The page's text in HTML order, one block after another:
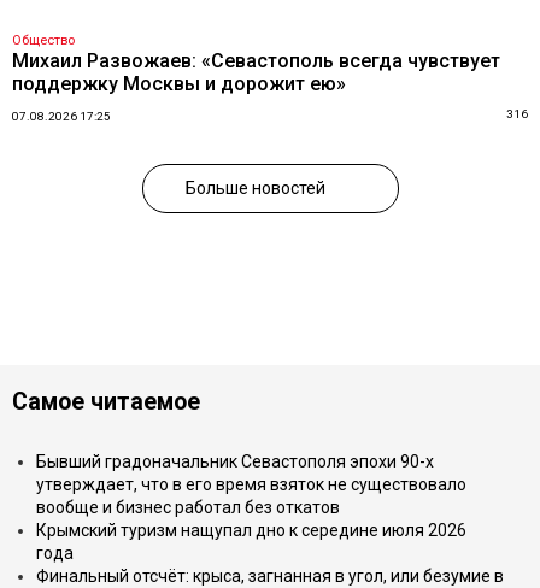
Общество
Михаил Развожаев: «Севастополь всегда чувствует
поддержку Москвы и дорожит ею»
07.08.2026 17:25 316
Больше новостей
Самое читаемое
Бывший градоначальник Севастополя эпохи 90-х
утверждает, что в его время взяток не существовало
вообще и бизнес работал без откатов
Крымский туризм нащупал дно к середине июля 2026
года
Финальный отсчёт: крыса, загнанная в угол, или безумие в